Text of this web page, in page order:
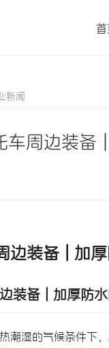
首
新闻
车周边装备
边装备 加
装备 | 加厚防
潮湿的气候条件下，